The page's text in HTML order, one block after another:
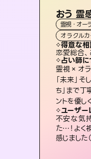
おう 霊
霊視・オー
オラクル
得意な相
恋愛総合
占い師に
霊視×オラ
「未来」
ち」まで丁
ントを優し
ユーザー
不安な気
た…！よく
感じました
ア
西洋
ル
得
恋愛
占
復縁
思い
いこ
紐解
ユ
安心
さな
持ち